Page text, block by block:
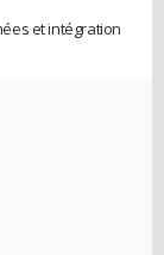
et intégration